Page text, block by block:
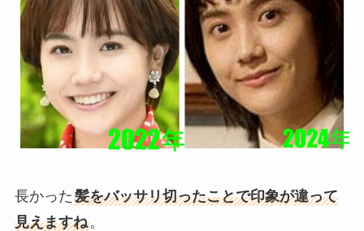
長かった髪をバッサリ切ったことで印象が違って
見えますね。